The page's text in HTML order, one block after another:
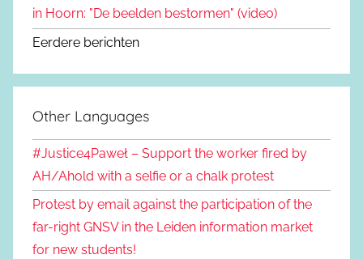
in Hoorn: "De beelden bestormen" (video)
Eerdere berichten
Other Languages
#Justice4Paweł – Support the worker fired by
AH/Ahold with a selfie or a chalk protest
Protest by email against the participation of the
far-right GNSV in the Leiden information market
for new students!